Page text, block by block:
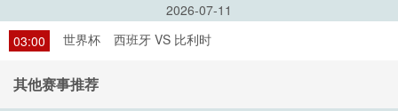
2026-07-11
03:00
世界杯 西班牙 VS 比利时
其他赛事推荐